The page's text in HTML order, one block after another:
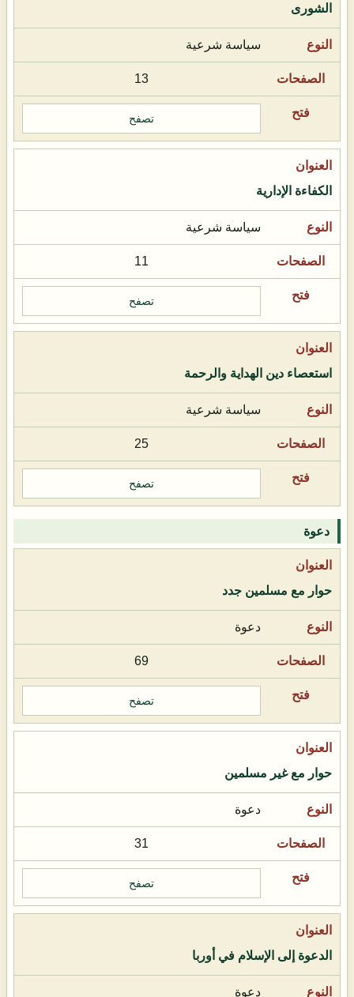
الشورى
سياسة شرعية
13
تصفح
الكفاءة الإدارية
سياسة شرعية
11
تصفح
استعصاء دين الهداية والرحمة
سياسة شرعية
25
تصفح
دعوة
حوار مع مسلمين جدد
دعوة
69
تصفح
حوار مع غير مسلمين
دعوة
31
تصفح
الدعوة إلى الإسلام في أوربا
دعوة